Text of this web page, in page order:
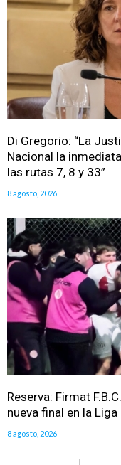
Di Gregorio: “La
Nacional la
las rutas 7, 8 y 33”
8 agosto, 2026
Reserva: Firmat
nueva final en la
8 agosto, 2026